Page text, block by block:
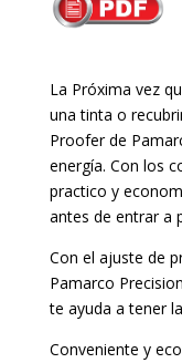
La Próxima vez
una tinta o
Proofer de
energía. Con los
practico y
antes de entrar a
Con el ajuste de
Pamarco
te ayuda a tener
Conveniente y